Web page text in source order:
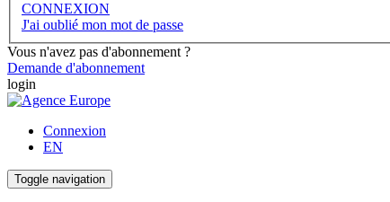
CONNEXION
J'ai oublié mon mot de passe
Vous n'avez pas d'abonnement ?
Demande d'abonnement
login
Connexion
EN
Toggle navigation